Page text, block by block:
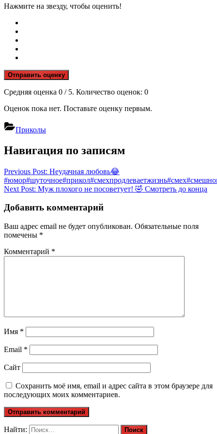
Нажмите на звезду, чтобы оценить!
Отправить оценку
Средняя оценка 0 / 5. Количество оценок: 0
Оценок пока нет. Поставьте оценку первым.
Приколы
Навигация по записям
Previous Post: Неудачная любовь😂
Next Post: ​Муж плохого не посоветует! 🤣 Смотреть до конца
Добавить комментарий
Ваш адрес email не будет опубликован. Обязательные поля
помечены *
Комментарий *
Имя *
Email *
Сайт
Сохранить моё имя, email и адрес сайта в этом браузере для
последующих моих комментариев.
Найти: